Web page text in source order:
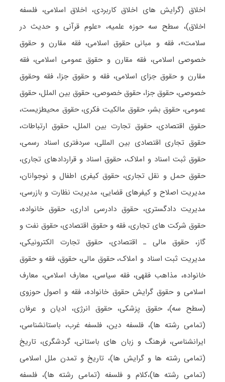
اخلاق (گرایش های اخلاق کاربردی، اخلاق اسلامی، فلسفه
اخلاق)، سطح سه حوزه علمیه، «علوم قرآنی و حدیث در
سلامت»، فقه و مبانی حقوق اسلامی، فقه مقارن و حقوق
خصوصی اسلامی، فقه مقارن و حقوق عمومی اسلامی، فقه
مقارن و حقوق جزای اسلامی، فقه و حقوق جزا، فقه وحقوق
خصوصی، حقوق جزا، حقوق خصوصی، حقوق بین الملل، حقوق
عمومی، حقوق بشر، حقوق مالکیت فکری، حقوق محیطزیست،
حقوق اقتصادی، حقوق تجارت بین الملل، حقوق ارتباطات،
حقوق تجاری اقتصادی بین المللی، سردفتری اسناد رسمی،
حقوق ثبت اسناد و املاک، حقوق اسناد و قراردادهای تجاری،
حقوق حمل و نقل تجاری، حقوق کیفری اطفال و نوجوانان،
مدیریت اصلاح و کیفرهای قضایی، مدیریت نظارت و بازرسی،
مدیریت دادگستری، حقوق دادرسی اداری، حقوق خانواده،
حقوق شرکت های تجاری، فقه و حقوق اقتصادی، حقوق نفت و
گاز، حقوق مالی ـ اقتصادی، حقوق تجارت الکترونیکی،
مدیریت ثبت اسناد و املاک، حقوق مالی، حقوق، فقه و حقوق
خانواده، مذاهب فقهی، فقه سیاسی، معارف اسلامی، معارف
اسلامی و حقوق گرایش حقوق خانواده، فقه و اصول حوزوی
(سطح سه)، حقوق پزشکی، حقوق انرژی، ادیان و عرفان
(تمامی رشته ها)، فلسفه دین، فلسفه غرب، باستانشناسی،
ایرانشناسی، فرهنگ و زبان های باستانی، گردشگری، تاریخ
(تمامی رشته ها و گرایش ها)، تاریخ و تمدن ملل اسلامی
(تمامی رشته ها)،کلام و فلسفه (تمامی رشته ها)، فلسفه